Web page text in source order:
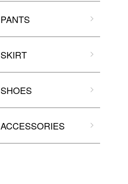
PANTS
SKIRT
SHOES
ACCESSORIES